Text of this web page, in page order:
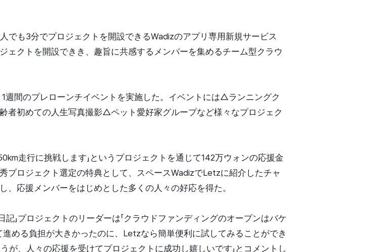
でも3分でプロジェクトを開設できるWadizのアプリ専用新規サービス
ェクトを開設できき、趣旨に共感するメンバーを集めるチーム型クラウ
週間のプレローンチイベントを実施した。イベントには△ランニングク
初めての人生写真撮影△ペット愛好家グループなど様々なプロジェク
走行に挑戦します」というプロジェクトを通じて142万ウォンの応援金
プロジェクト選定の特典として、スペースWadizでLetzに紹介したチャ
応援メンバーをはじめとした多くの人々の好応を得た。
」プロジェクトのリーダーは「クラウドファンディングのオープンはバケ
める負担が大きかったのに、Letzなら簡単便利に試してみることができ
が、人々の応援を受けてプロジェクトに成功し嬉しいです」とコメントし